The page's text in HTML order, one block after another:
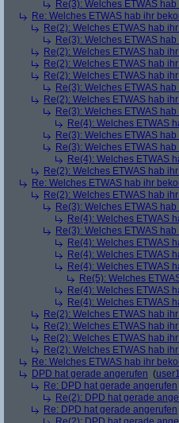
Re(3): Welches ETWAS
Re: Welches ETWAS hab ihr
Re(2): Welches ETWAS hab
Re(3): Welches ETWAS
Re(2): Welches ETWAS hab
Re(2): Welches ETWAS hab
Re(2): Welches ETWAS hab
Re(3): Welches ETWAS
Re(2): Welches ETWAS hab
Re(3): Welches ETWAS
Re(4): Welches ETWAS
Re(3): Welches ETWAS
Re(3): Welches ETWAS
Re(4): Welches ETWAS
Re(2): Welches ETWAS hab
Re: Welches ETWAS hab ihr
Re(2): Welches ETWAS hab
Re(3): Welches ETWAS
Re(4): Welches ETWAS
Re(3): Welches ETWAS
Re(4): Welches ETWAS
Re(4): Welches ETWAS
Re(4): Welches ETWAS
Re(5): Welches
Re(4): Welches ETWAS
Re(4): Welches ETWAS
Re(2): Welches ETWAS hab
Re(2): Welches ETWAS hab
Re(2): Welches ETWAS hab
Re(2): Welches ETWAS hab
Re: Welches ETWAS hab ihr
DPD hat gerade angerufen (
Re: DPD hat gerade angerufen
Re(2): DPD hat gerade
Re: DPD hat gerade angerufen